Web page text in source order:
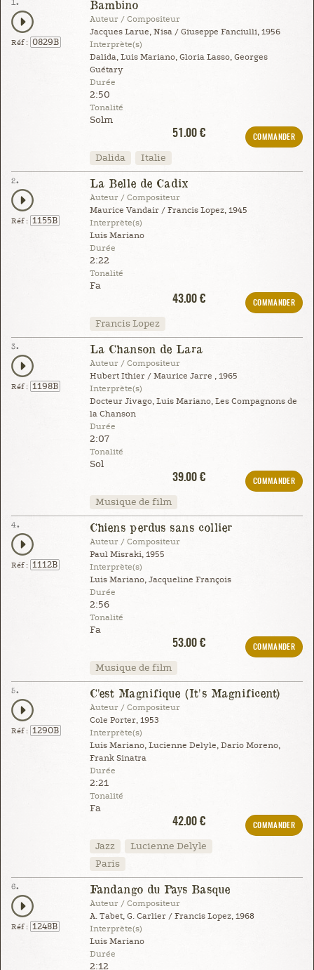
1.
Réf : 0829B
Bambino
Auteur / Compositeur
Jacques Larue, Nisa / Giuseppe Fanciulli, 1956
Interprète(s)
Dalida, Luis Mariano, Gloria Lasso, Georges
Guétary
Durée
2:50
Tonalité
Solm
51.00 €
COMMANDER
Dalida Italie
2.
Réf : 1155B
La Belle de Cadix
Auteur / Compositeur
Maurice Vandair / Francis Lopez, 1945
Interprète(s)
Luis Mariano
Durée
2:22
Tonalité
Fa
43.00 €
COMMANDER
Francis Lopez
3.
Réf : 1198B
La Chanson de Lara
Auteur / Compositeur
Hubert Ithier / Maurice Jarre , 1965
Interprète(s)
Docteur Jivago, Luis Mariano, Les Compagnons de
la Chanson
Durée
2:07
Tonalité
Sol
39.00 €
COMMANDER
Musique de film
4.
Réf : 1112B
Chiens perdus sans collier
Auteur / Compositeur
Paul Misraki, 1955
Interprète(s)
Luis Mariano, Jacqueline François
Durée
2:56
Tonalité
Fa
53.00 €
COMMANDER
Musique de film
5.
Réf : 1290B
C'est Magnifique (It's Magnificent)
Auteur / Compositeur
Cole Porter, 1953
Interprète(s)
Luis Mariano, Lucienne Delyle, Dario Moreno,
Frank Sinatra
Durée
2:21
Tonalité
Fa
42.00 €
COMMANDER
Jazz
Lucienne Delyle
Paris
6.
Réf : 1248B
Fandango du Pays Basque
Auteur / Compositeur
A. Tabet, G. Carlier / Francis Lopez, 1968
Interprète(s)
Luis Mariano
Durée
2:12